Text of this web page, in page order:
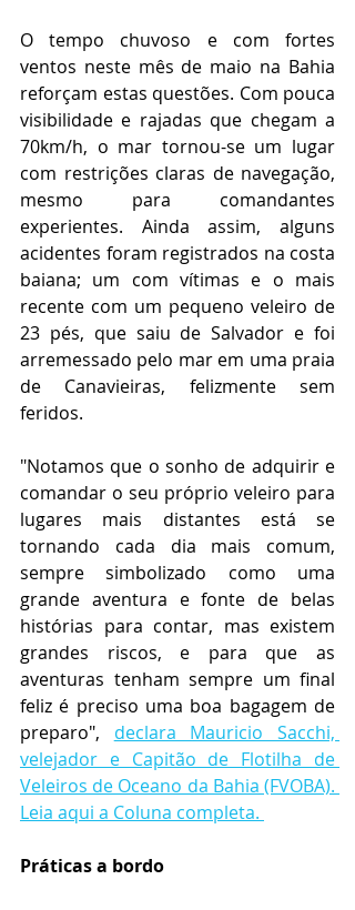
O tempo chuvoso e com fortes
ventos neste mês de maio na Bahia
reforçam estas questões. Com pouca
visibilidade e rajadas que chegam a
70km/h, o mar tornou-se um lugar
com restrições claras de navegação,
mesmo para comandantes
experientes. Ainda assim, alguns
acidentes foram registrados na costa
baiana; um com vítimas e o mais
recente com um pequeno veleiro de
23 pés, que saiu de Salvador e foi
arremessado pelo mar em uma praia
de Canavieiras, felizmente sem
feridos.
"Notamos que o sonho de adquirir e
comandar o seu próprio veleiro para
lugares mais distantes está se
tornando cada dia mais comum,
sempre simbolizado como uma
grande aventura e fonte de belas
histórias para contar, mas existem
grandes riscos, e para que as
aventuras tenham sempre um final
feliz é preciso uma boa bagagem de
preparo", declara Mauricio Sacchi,
velejador e Capitão de Flotilha de
Veleiros de Oceano da Bahia (FVOBA).
Leia aqui a Coluna completa.
Práticas a bordo